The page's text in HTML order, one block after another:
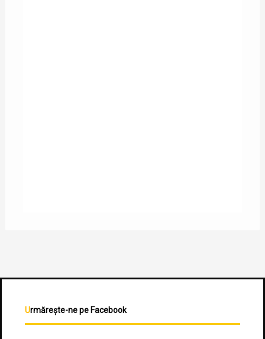
Urmărește-ne pe Facebook